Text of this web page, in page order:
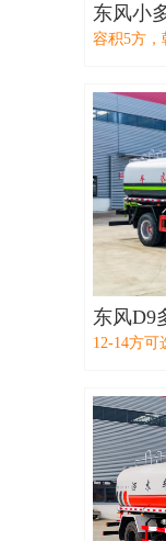
东风小
容积5方，
东风D9
12-14方可